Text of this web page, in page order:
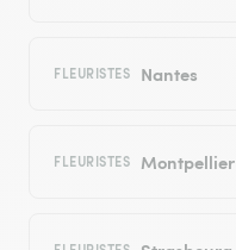
FLEURISTES Nantes
FLEURISTES Montpellier